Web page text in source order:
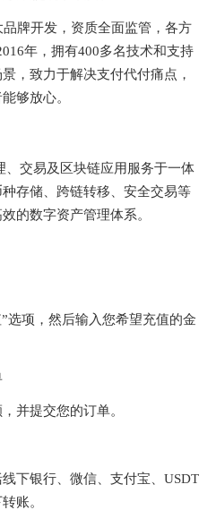
牌开发，资质全面监管，各方
年，拥有400多名技术和支持
，致力于解决支付代付痛点，
够放心。
交易及区块链应用服务于一体
存储、跨链转移、安全交易等
的数字资产管理体系。‌‌
选项，然后输入您希望充值的金
并提交您的订单。
下银行、微信、支付宝、USDT
账。